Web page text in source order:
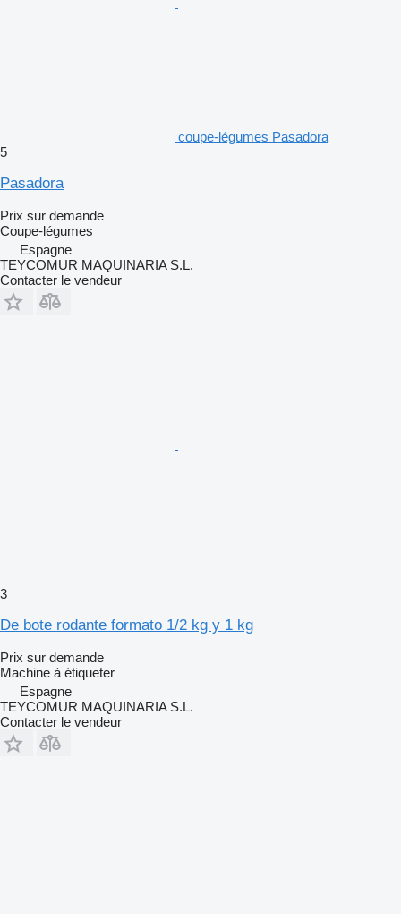
coupe-légumes Pasadora
5
Pasadora
Prix sur demande
Coupe-légumes
Espagne
TEYCOMUR MAQUINARIA S.L.
Contacter le vendeur
3
De bote rodante formato 1/2 kg y 1 kg
Prix sur demande
Machine à étiqueter
Espagne
TEYCOMUR MAQUINARIA S.L.
Contacter le vendeur